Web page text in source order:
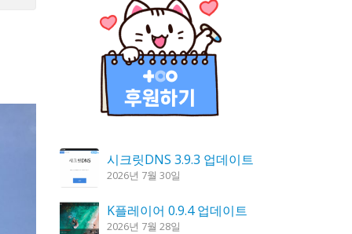
시크릿DNS 3.9.3 업데이트
2026년 7월 30일
K플레이어 0.9.4 업데이트
2026년 7월 28일